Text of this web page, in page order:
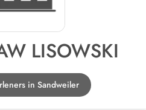
LISOWSKI
in Sandweiler